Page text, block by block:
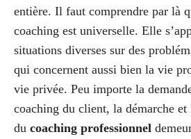
entière. Il faut comprendre par là
coaching est universelle. Elle
situations diverses sur des
qui concernent aussi bien la vie
vie privée. Peu importe la
coaching du client, la démarche et
du coaching professionnel